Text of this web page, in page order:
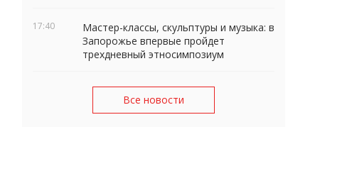
17:40
Мастер-классы, скульптуры и музыка: в
Запорожье впервые пройдет
трехдневный этносимпозиум
Все новости